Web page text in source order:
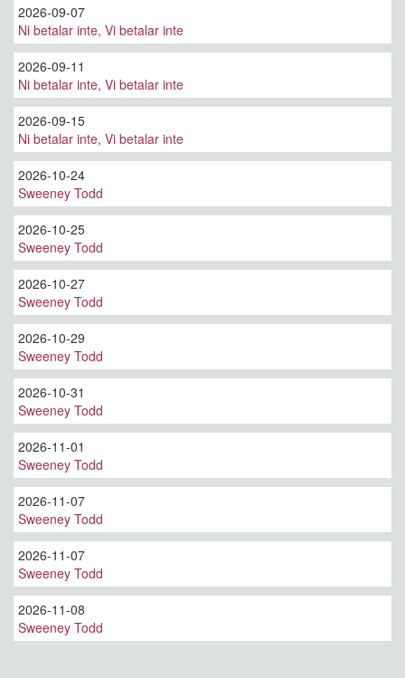
2026-09-07
Ni betalar inte, Vi betalar inte
2026-09-11
Ni betalar inte, Vi betalar inte
2026-09-15
Ni betalar inte, Vi betalar inte
2026-10-24
Sweeney Todd
2026-10-25
Sweeney Todd
2026-10-27
Sweeney Todd
2026-10-29
Sweeney Todd
2026-10-31
Sweeney Todd
2026-11-01
Sweeney Todd
2026-11-07
Sweeney Todd
2026-11-07
Sweeney Todd
2026-11-08
Sweeney Todd